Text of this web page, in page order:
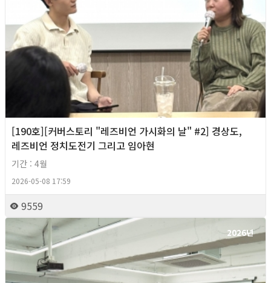
[190호][커버스토리 "레즈비언 가시화의 날" #2] 경상도,
레즈비언 정치도전기 그리고 임아현
기간 : 4월
2026-05-08 17:59
9559
2026년